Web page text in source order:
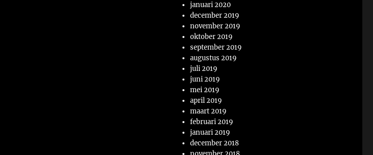
januari 2020
december 2019
november 2019
oktober 2019
september 2019
augustus 2019
juli 2019
juni 2019
mei 2019
april 2019
maart 2019
februari 2019
januari 2019
december 2018